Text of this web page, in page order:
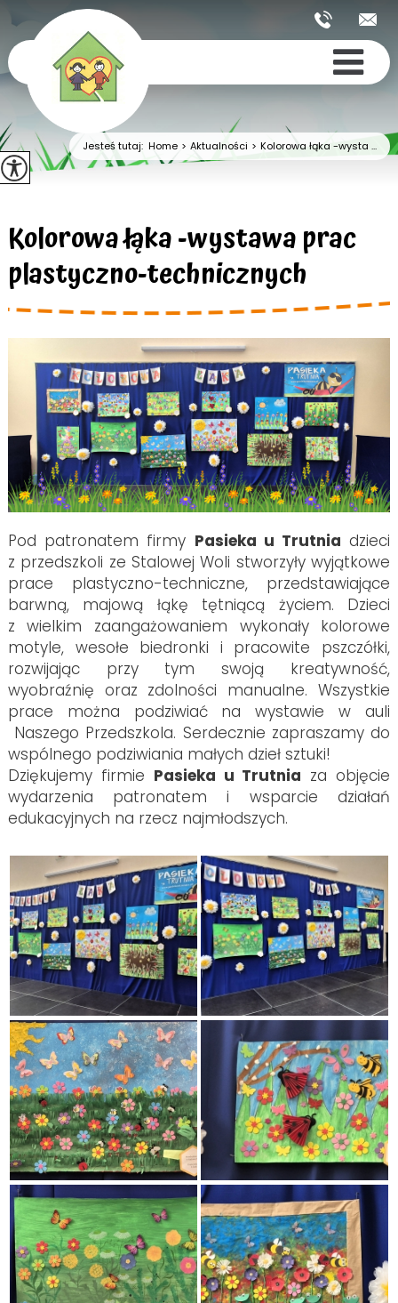
Jesteś tutaj:Home > Aktualności > Kolorowa łąka -wysta ...
Kolorowa łąka -wystawa prac
plastyczno-technicznych
Pod patronatem firmy Pasieka u Trutnia dzieci
z przedszkoli ze Stalowej Woli stworzyły wyjątkowe
prace plastyczno-techniczne, przedstawiające
barwną, majową łąkę tętniącą życiem. Dzieci
z wielkim zaangażowaniem wykonały kolorowe
motyle, wesołe biedronki i pracowite pszczółki,
rozwijając przy tym swoją kreatywność,
wyobraźnię oraz zdolności manualne. Wszystkie
prace można podziwiać na wystawie w auli
Naszego Przedszkola. Serdecznie zapraszamy do
wspólnego podziwiania małych dzieł sztuki!
Dziękujemy firmie Pasieka u Trutnia za objęcie
wydarzenia patronatem i wsparcie działań
edukacyjnych na rzecz najmłodszych.